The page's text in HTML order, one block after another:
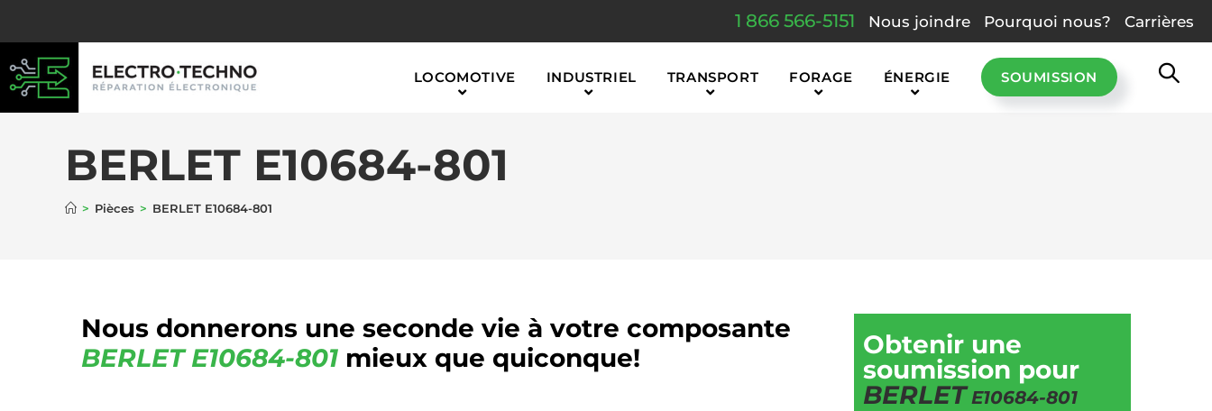
1 866 566-5151 Nous joindre Pourquoi nous? Carrières
LOCOMOTIVE INDUSTRIEL TRANSPORT FORAGE ÉNERGIE SOUMISSION
BERLET E10684-801
> Pièces > BERLET E10684-801
Nous donnerons une seconde vie à votre composante
BERLETE10684-801 mieux que quiconque!
Obtenir une
soumission pour
BERLET E10684-801